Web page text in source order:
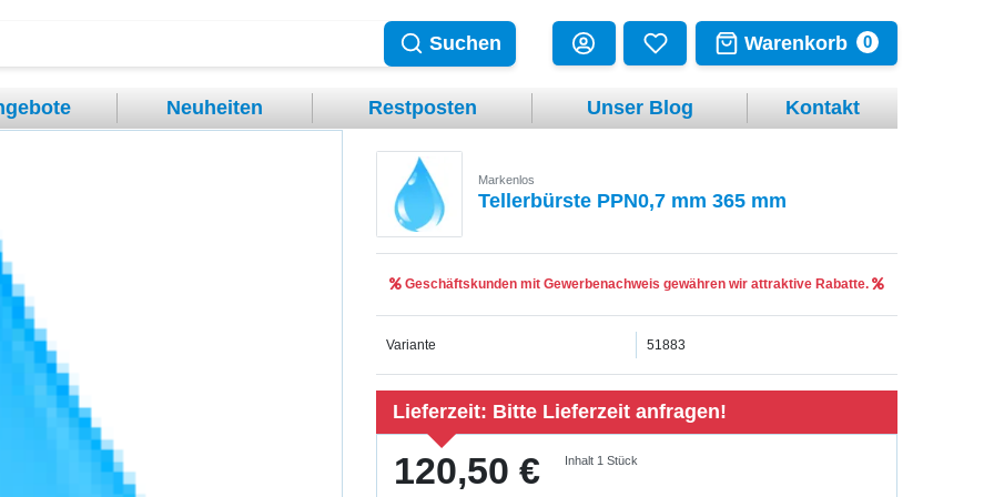
Warenkorb 0
Suchen
Neuheiten Restposten Unser Blog Kontakt
Markenlos
Tellerbürste PPN0,7 mm 365 mm
Geschäftskunden mit Gewerbenachweis gewähren wir attraktive Rabatte.
Variante 51883
Lieferzeit: Bitte Lieferzeit anfragen!
120,50 € Inhalt 1Stück